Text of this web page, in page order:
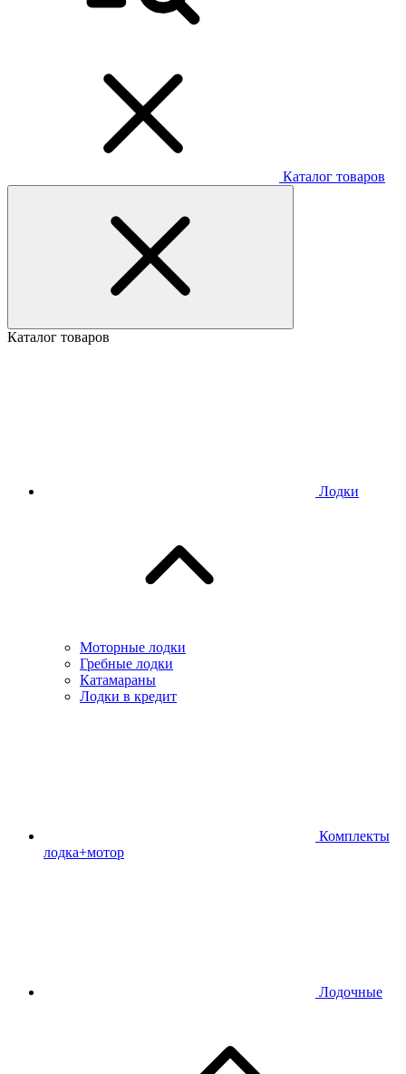
Каталог товаров
Каталог товаров
Лодки
Моторные лодки
Гребные лодки
Катамараны
Лодки в кредит
Комплекты
лодка+мотор
Лодочные